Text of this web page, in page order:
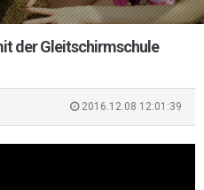
der Gleitschirmschule
2016.12.08 12:01:39